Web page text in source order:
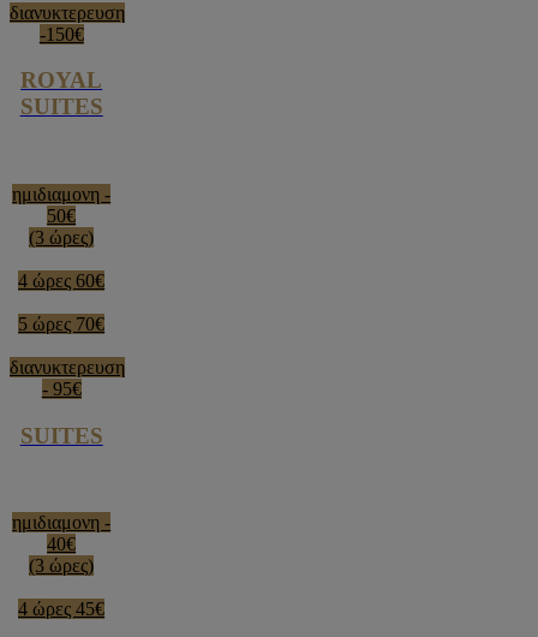
διανυκτερευση
-150€
ROYAL
SUITES
ημιδιαμονη -
50€
(3 ώρες)
4 ώρες 60€
5 ώρες 70€
διανυκτερευση
- 95€
SUITES
ημιδιαμονη -
40€
(3 ώρες)
4 ώρες 45€